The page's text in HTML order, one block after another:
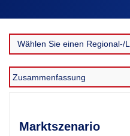
Marktszenario